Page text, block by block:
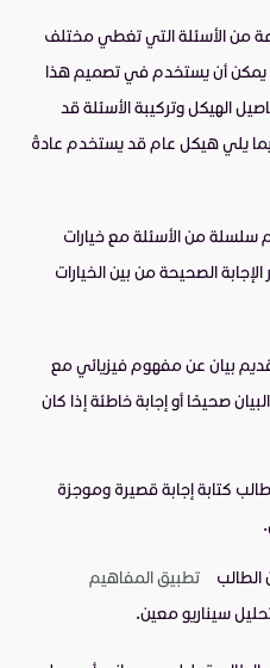
من الأسئلة التي تغطي مختلف
يمكن أن يستخدم في تصميم هذا
الهيكل وتركيبة الأسئلة قد
يلي هيكل عام قد يستخدم عادةً
سلسلة من الأسئلة مع خيارات
الصحيحة من بين الخيارات
بيان عن مفهوم فيزيائي مع
صحيحًا أو إجابة خاطئة إذا كان
كتابة إجابة قصيرة وموجزة
تطبيق المفاهيم
سيناريو معين.